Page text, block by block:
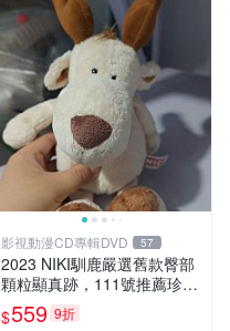
影視動漫CD專輯DVD 57
2023 NIKI馴鹿嚴選舊款臀部
顆粒顯真跡，111號推薦珍藏
品 馴鹿 舊款 尾巴顆粒
$559 9折